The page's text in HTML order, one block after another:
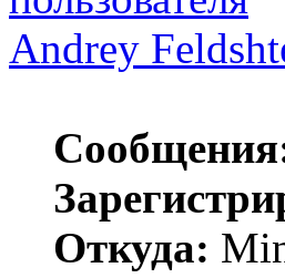
Andrey
Откуда: